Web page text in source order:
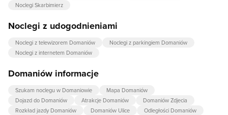
Noclegi Skarbimierz
Noclegi z udogodnieniami
Noclegi z telewizorem Domaniów
Noclegi z parkingiem Domaniów
Noclegi z internetem Domaniów
Domaniów informacje
Szukam noclegu w Domaniowie
Mapa Domaniów
Dojazd do Domaniów
Atrakcje Domaniów
Domaniów Zdjecia
Rozkład jazdy Domaniów
Domaniów Ulice Odległości Domaniów